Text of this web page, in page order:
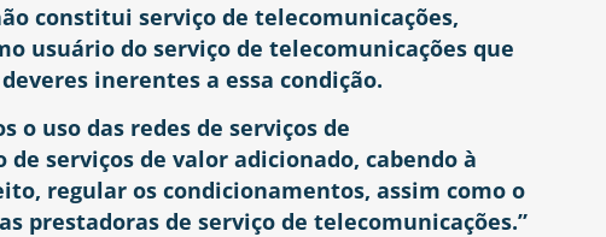
constitui serviço de telecomunicações,
usuário do serviço de telecomunicações que
inerentes a essa condição.
o uso das redes de serviços de
serviços de valor adicionado, cabendo à
regular os condicionamentos, assim como o
prestadoras de serviço de telecomunicações.”